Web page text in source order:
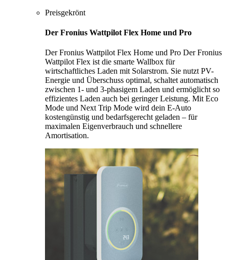
Preisgekrönt
Der Fronius Wattpilot Flex Home und Pro
Der Fronius Wattpilot Flex Home und Pro Der Fronius
Wattpilot Flex ist die smarte Wallbox für
wirtschaftliches Laden mit Solarstrom. Sie nutzt PV-
Energie und Überschuss optimal, schaltet automatisch
zwischen 1- und 3-phasigem Laden und ermöglicht so
effizientes Laden auch bei geringer Leistung. Mit Eco
Mode und Next Trip Mode wird dein E-Auto
kostengünstig und bedarfsgerecht geladen – für
maximalen Eigenverbrauch und schnellere
Amortisation.